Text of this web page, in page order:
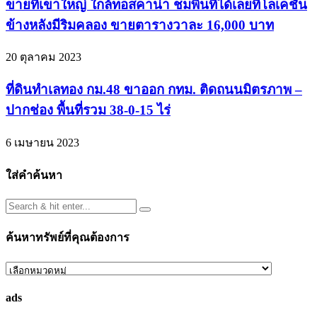
ขายที่เขาใหญ่ ใกล้ทอสคาน่า ชมพื้นที่ได้เลยที่โลเคชั่น
ข้างหลังมีริมคลอง ขายตารางวาละ 16,000 บาท
20 ตุลาคม 2023
ที่ดินทำเลทอง กม.48 ขาออก กทม. ติดถนนมิตรภาพ –
ปากช่อง พื้นที่รวม 38-0-15 ไร่
6 เมษายน 2023
ใส่คำค้นหา
ค้นหาทรัพย์ที่คุณต้องการ
ค้นหา
ที่
ads